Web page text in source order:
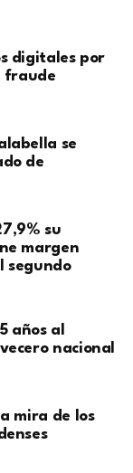
digitales por
fraude
se
de
su
margen
segundo
años al
nacional
mira de los